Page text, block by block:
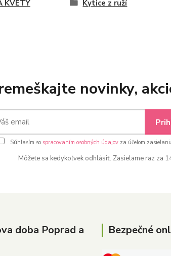
KVETY Kytice z ruží
novinky,
Súhlasím so spracovaním osobných údajovza účelom
Môžete sa kedykoľvek odhlásiť. Zasielame raz za
doba Poprad a
Bezpečné